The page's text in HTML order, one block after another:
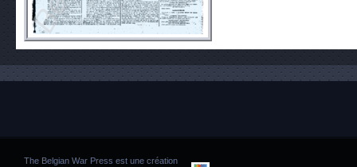
The Belgian War Press est une création